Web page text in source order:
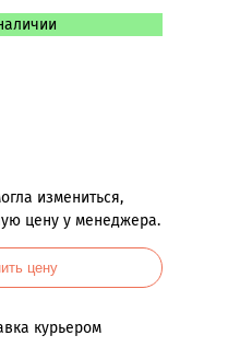
измениться,
цену у менеджера.
цену
курьером